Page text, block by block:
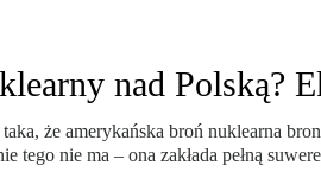
nad Polską?
że amerykańska broń nuklearna
tego nie ma – ona zakłada pełną